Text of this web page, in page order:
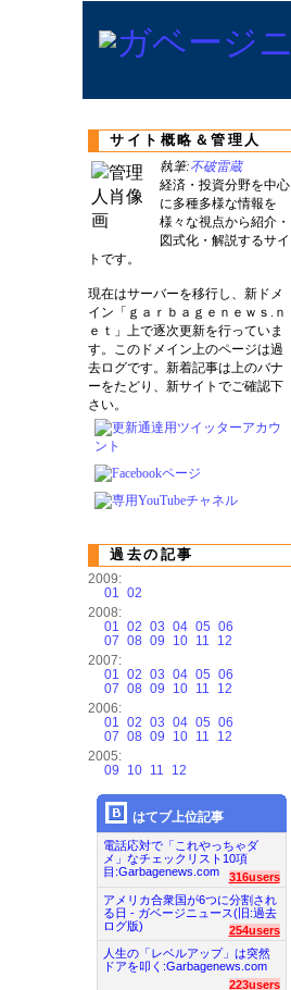
サイト概略＆管理人
執筆:不破雷蔵
経済・投資分野を中心
に多種多様な情報を
様々な視点から紹介・
図式化・解説するサイ
トです。
現在はサーバーを移行し、新ドメ
イン「ｇａｒｂａｇｅｎｅｗｓ.ｎ
ｅｔ」上で逐次更新を行っていま
す。このドメイン上のページは過
去ログです。新着記事は上のバナ
ーをたどり、新サイトでご確認下
さい。
過去の記事
2009:
01 02
2008:
01 02 03 04 05 06
07 08 09 10 11
12
2007:
01 02 03 04 05 06
07 08 09 10 11
12
2006:
01 02 03 04 05 06
07 08 09 10 11
12
2005:
09
10 11 12
はてブ上位記事
電話応対で「これやっちゃダ
メ」なチェックリスト10項
目:Garbagenews.com
316users
アメリカ合衆国が6つに分割され
る日 - ガベージニュース(旧:過去
ログ版)
254users
人生の「レベルアップ」は突然
ドアを叩く:Garbagenews.com
223users